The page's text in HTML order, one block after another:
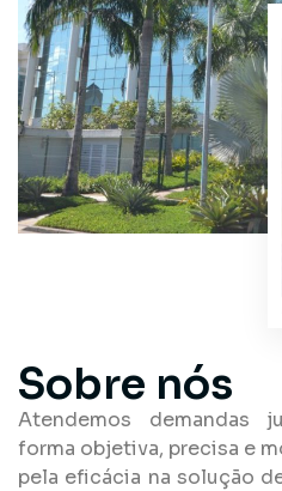
Sobre nós
Atendemos demandas
forma objetiva, precisa e
pela eficácia na solução